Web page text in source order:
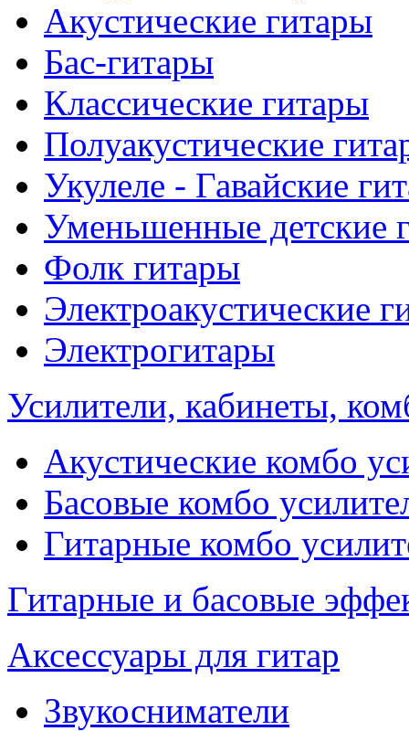
Акустические гитары
Бас-гитары
Классические гитары
Полуакустические
Укулеле - Гавайские
Уменьшенные детские
Фолк гитары
Электроакустические
Электрогитары
Усилители, кабинеты,
Акустические комбо
Басовые комбо
Гитарные комбо
Гитарные и басовые
Аксессуары для гитар
Звукосниматели